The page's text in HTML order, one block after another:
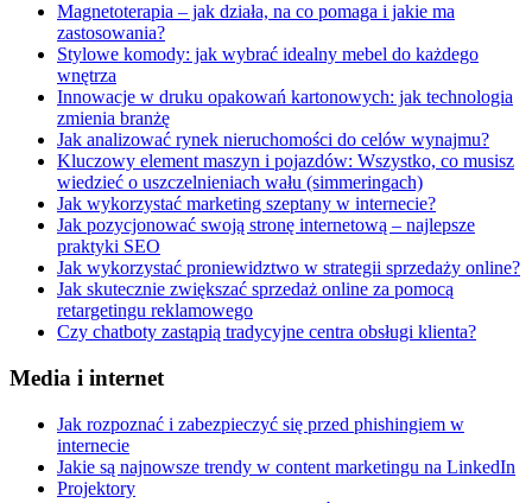
Magnetoterapia – jak działa, na co pomaga i jakie ma
zastosowania?
Stylowe komody: jak wybrać idealny mebel do każdego
wnętrza
Innowacje w druku opakowań kartonowych: jak technologia
zmienia branżę
Jak analizować rynek nieruchomości do celów wynajmu?
Kluczowy element maszyn i pojazdów: Wszystko, co musisz
wiedzieć o uszczelnieniach wału (simmeringach)
Jak wykorzystać marketing szeptany w internecie?
Jak pozycjonować swoją stronę internetową – najlepsze
praktyki SEO
Jak wykorzystać proniewidztwo w strategii sprzedaży online?
Jak skutecznie zwiększać sprzedaż online za pomocą
retargetingu reklamowego
Czy chatboty zastąpią tradycyjne centra obsługi klienta?
Media i internet
Jak rozpoznać i zabezpieczyć się przed phishingiem w
internecie
Jakie są najnowsze trendy w content marketingu na LinkedIn
Projektory